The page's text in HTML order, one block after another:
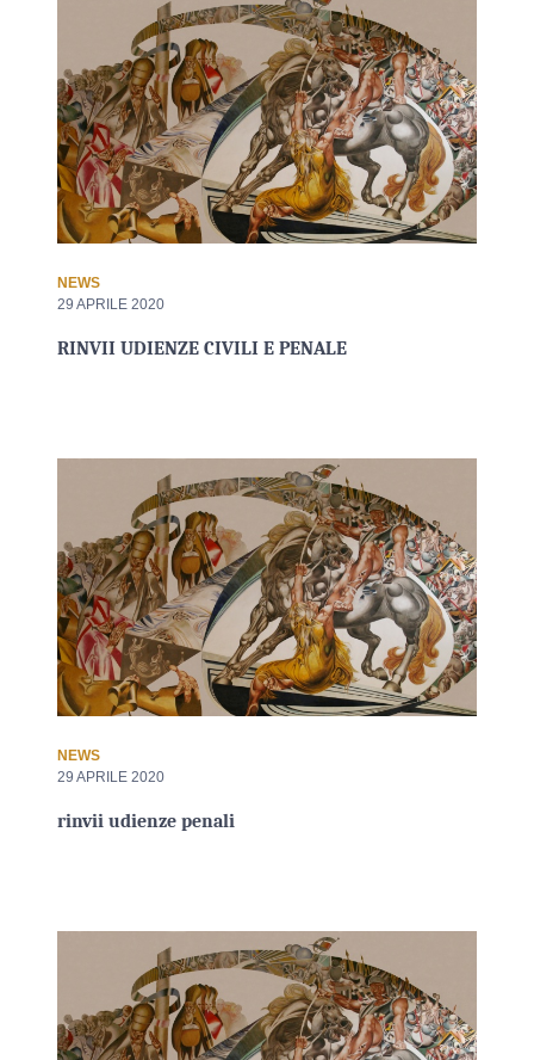
NEWS
29 APRILE 2020
RINVII UDIENZE CIVILI E PENALE
NEWS
29 APRILE 2020
rinvii udienze penali